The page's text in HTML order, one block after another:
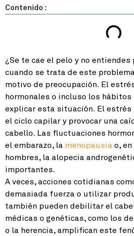
Contenido :
¿Se te cae el pelo y no
cuando se trata de este
motivo de preocupación. El
hormonales o incluso los
explicar esta situación. El
el ciclo capilar y provocar una
cabello. Las fluctuaciones
el embarazo, la menopausia o,
hombres, la alopecia
importantes.
A veces, acciones cotidianas
demasiada fuerza o utilizar
también pueden debilitar el
médicas o genéticas, como los
o la herencia, amplifican este